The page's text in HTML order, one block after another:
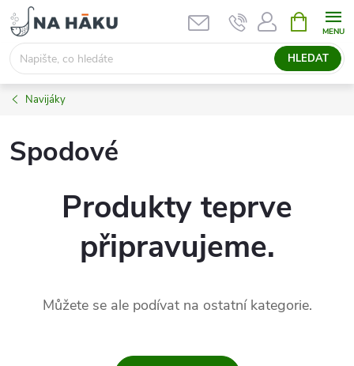
Přejít
na
obsah
HLEDAT
NÁKUPNÍ
KOŠÍK
Navijáky
Spodové
Produkty teprve
připravujeme.
Můžete se ale podívat na ostatní kategorie.